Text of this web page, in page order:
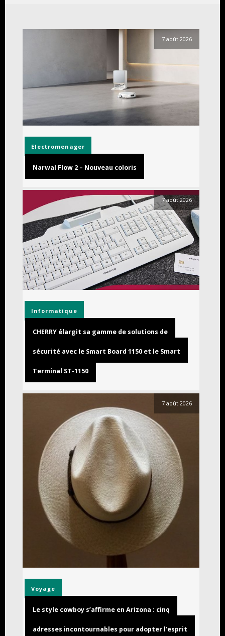
7 août 2026
Electromenager
Narwal Flow 2 – Nouveau coloris
7 août 2026
Informatique
CHERRY élargit sa gamme de solutions de
sécurité avec le Smart Board 1150 et le Smart
Terminal ST-1150
7 août 2026
Voyage
Le style cowboy s’affirme en Arizona : cinq
adresses incontournables pour adopter l’esprit